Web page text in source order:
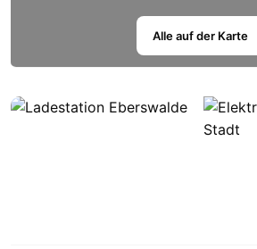
Alle auf der Karte